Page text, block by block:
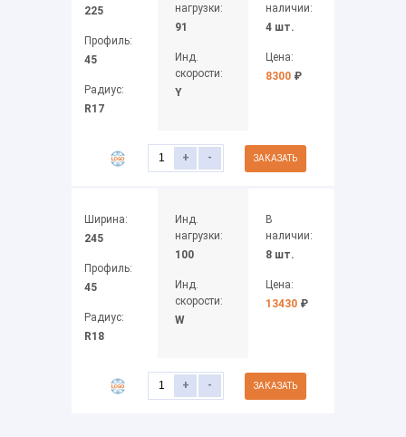
225
Профиль:
45
Радиус:
R17
нагрузки:
91
Инд.
скорости:
Y
наличии:
4 шт.
Цена:
8300 ₽
+ - ЗАКАЗАТЬ
Ширина:
245
Профиль:
45
Радиус:
R18
Инд.
нагрузки:
100
Инд.
скорости:
W
В
наличии:
8 шт.
Цена:
13430 ₽
+ - ЗАКАЗАТЬ